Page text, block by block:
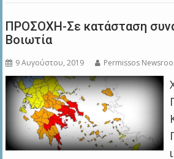
ΠΡΟΣΟΧΗ-Σε κατάσταση
Βοιωτία
9 Αυγούστου, 2019 Permissos